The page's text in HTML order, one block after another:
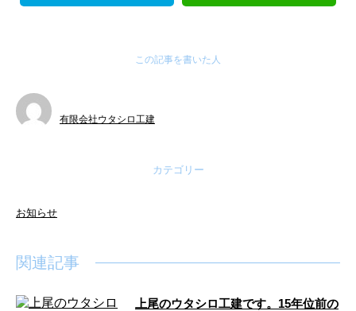
この記事を書いた人
有限会社ウタシロ工建
カテゴリー
お知らせ
関連記事
上尾のウタシロ工建です。15年位前の